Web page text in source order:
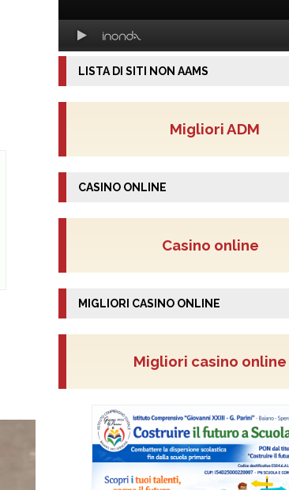
LISTA DI SITI NON AAMS
Migliori ADM
CASINO ONLINE
Casino online
MIGLIORI CASINO ONLINE
Migliori casino online